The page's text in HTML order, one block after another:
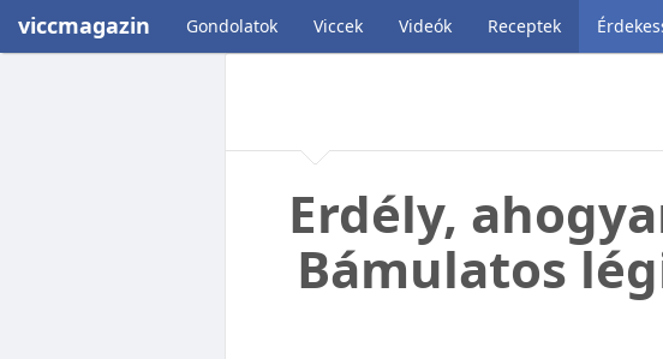
viccmagazin Gondolatok Viccek Videók Receptek
Erdély,
Bámulatos